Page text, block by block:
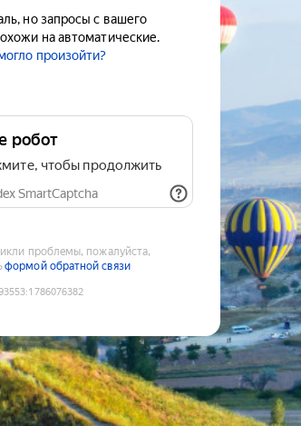
но запросы с вашего
на автоматические.
произойти?
робот
чтобы продолжить
SmartCaptcha
проблемы, пожалуйста,
формой обратной связи
:1786076382